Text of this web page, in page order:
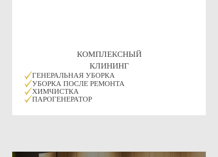
КОМПЛЕКСНЫЙ
КЛИНИНГ
ГЕНЕРАЛЬНАЯ УБОРКА
УБОРКА ПОСЛЕ РЕМОНТА
ХИМЧИСТКА
ПАРОГЕНЕРАТОР